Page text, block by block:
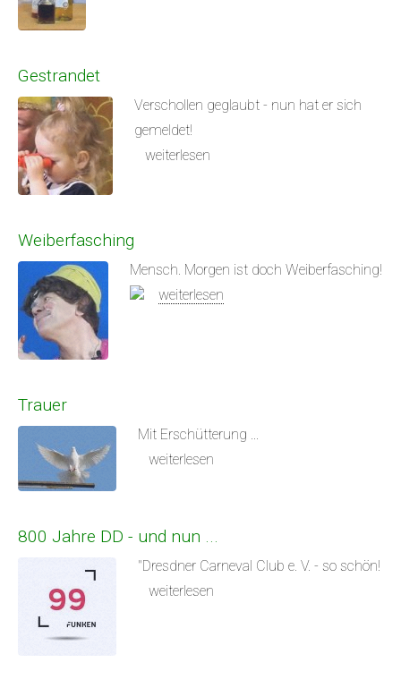
Gestrandet
Verschollen geglaubt - nun hat er sich
gemeldet!
weiterlesen
Weiberfasching
Mensch. Morgen ist doch Weiberfasching!
weiterlesen
Trauer
Mit Erschütterung ...
weiterlesen
800 Jahre DD - und nun ...
"Dresdner Carneval Club e. V. - so schön!
weiterlesen